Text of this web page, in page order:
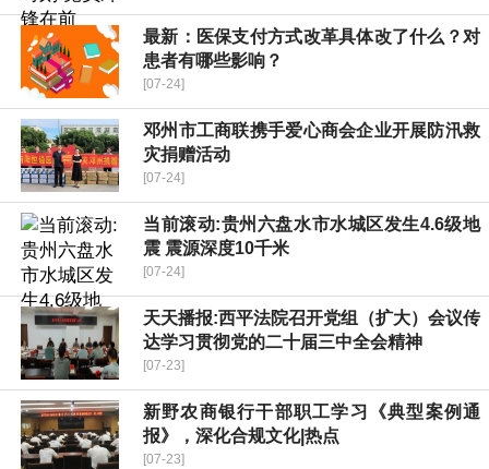
最新：医保支付方式改革具体改了什么？对
患者有哪些影响？
[07-24]
邓州市工商联携手爱心商会企业开展防汛救
灾捐赠活动
[07-24]
当前滚动:贵州六盘水市水城区发生4.6级地
震 震源深度10千米
[07-24]
天天播报:​西平法院召开党组（扩大）会议传
达学习贯彻党的二十届三中全会精神
[07-23]
新野农商银行干部职工学习《典型案例通
报》，深化合规文化|热点
[07-23]